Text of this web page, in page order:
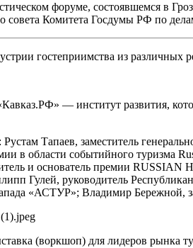
форуме, состоявшемся в
совета Комитета Госдумы РФ по
гостеприимства из различных
— институт развития,
Тапаев, заместитель
в области событийного туризма
и основатель премии
Гулей, руководитель
«АСТУР»; Владимир Бережной,
(воркшоп) для лидеров рынка